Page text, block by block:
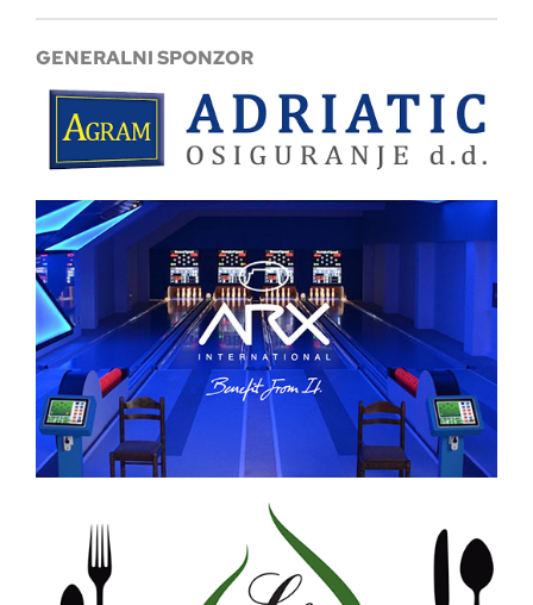
GENERALNI SPONZOR